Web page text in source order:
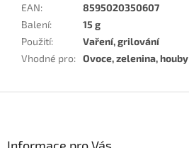
EAN:
8595020350607
Balení:
15 g
Použití:
Vaření, grilování
Vhodné pro: Ovoce, zelenina, houby